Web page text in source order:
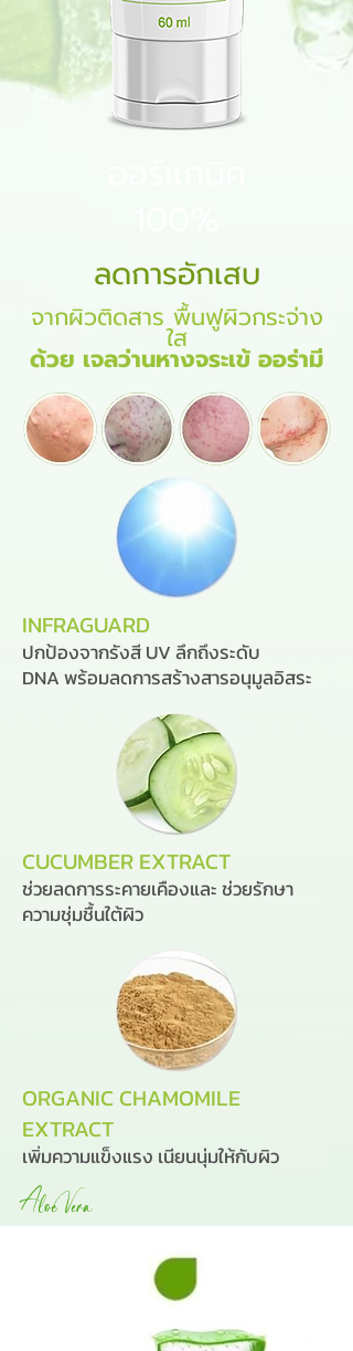
ลดการอักเสบ
จากผิวติดสาร พื้นฟูผิวกระจ่าง
ใส
ด้วย เจลว่านหางจระเข้ ออร่ามี
INFRAGUARD
ปกป้องจากรังสี UV ลึกถึงระดับ
DNA พร้อมลดการสร้างสารอนุมูลอิสระ
CUCUMBER EXTRACT
ช่วยลดการระคายเคืองและ ช่วยรักษา
ความชุ่มชื้นใต้ผิว
ORGANIC CHAMOMILE
EXTRACT
เพิ่มความแข็งแรง เนียนนุ่มให้กับผิว
Aloe Vera